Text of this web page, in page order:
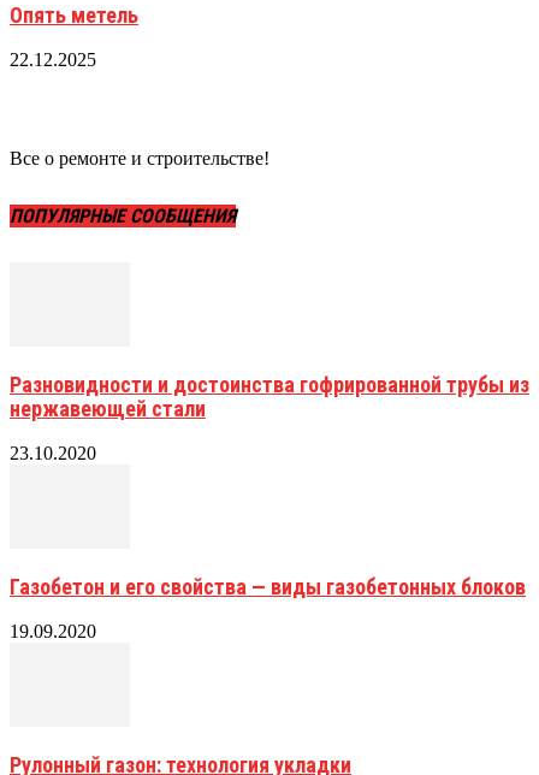
Опять метель
22.12.2025
Все о ремонте и строительстве!
ПОПУЛЯРНЫЕ СООБЩЕНИЯ
Разновидности и достоинства гофрированной трубы из
нержавеющей стали
23.10.2020
Газобетон и его свойства — виды газобетонных блоков
19.09.2020
Рулонный газон: технология укладки